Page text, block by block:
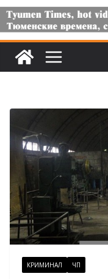
КРИМИНАЛ ЧП